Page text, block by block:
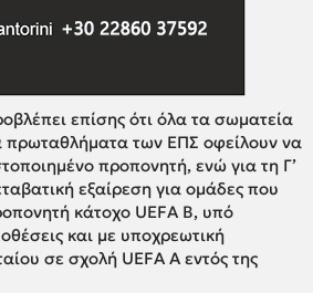
επίσης ότι όλα τα σωματεία
πρωταθλήματα των ΕΠΣ οφείλουν να
προπονητή, ενώ για τη Γ’
εξαίρεση για ομάδες που
κάτοχο UEFA B, υπό
και με υποχρεωτική
σε σχολή UEFA A εντός της